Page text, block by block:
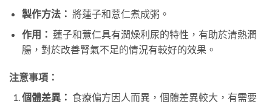
製作方法： 將蓮子和薏仁煮成粥。
作用： 蓮子和薏仁具有潤燥利尿的特性，有助於清熱潤
腸，對於改善腎氣不足的情況有較好的效果。
注意事項：
個體差異： 食療偏方因人而異，個體差異較大，有需要